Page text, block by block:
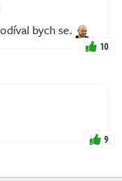
bych se.
10
9